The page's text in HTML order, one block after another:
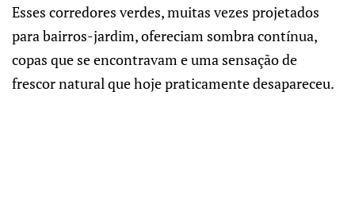
Esses corredores verdes, muitas vezes projetados
para bairros-jardim, ofereciam sombra contínua,
copas que se encontravam e uma sensação de
frescor natural que hoje praticamente desapareceu.